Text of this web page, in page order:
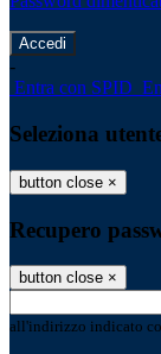
-
Entra con SPID
Seleziona
button close ×
Recupero
button close ×
all'indirizzo indicato